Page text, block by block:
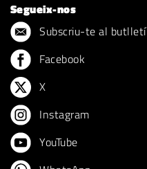
Segueix-nos
Subscriu-te al butlletí
Facebook
X
Instagram
YouTube